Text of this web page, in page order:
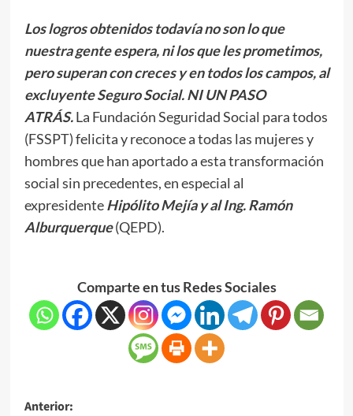
Los logros obtenidos todavía no son lo que
nuestra gente espera, ni los que les prometimos,
pero superan con creces y en todos los campos, al
excluyente Seguro Social. NI UN PASO
ATRÁS.La Fundación Seguridad Social para todos
(FSSPT) felicita y reconoce a todas las mujeres y
hombres que han aportado a esta transformación
social sin precedentes, en especial al
expresidenteHipólito Mejía y al Ing. Ramón
Alburquerque(QEPD).
Comparte en tus Redes Sociales
Anterior: